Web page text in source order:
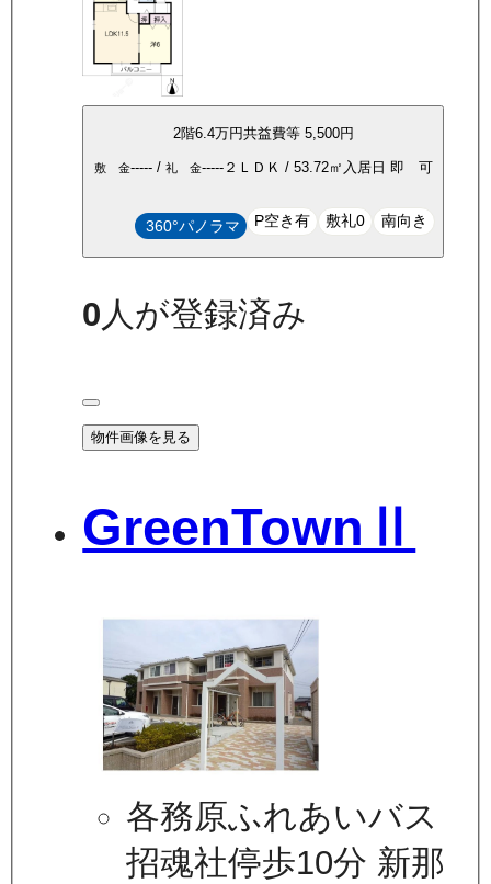
2階6.4万円共益費等 5,500円
敷 金-----/ 礼 金-----２ＬＤＫ / 53.72㎡ 入居日 即 可
360°パノラマ P空き有 敷礼0 南向き
0 人が登録済み
物件画像を見る
GreenTownⅡ
各務原ふれあいバス
招魂社停歩10分 新那